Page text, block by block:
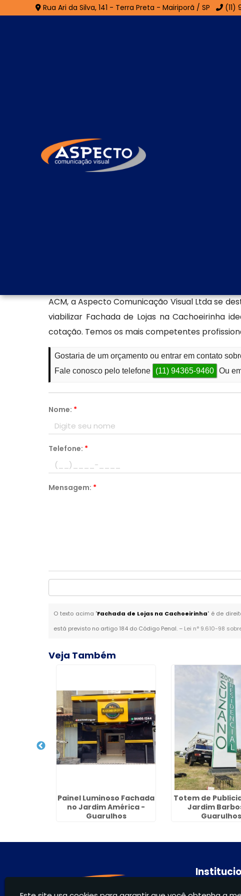
Rua Ari da Silva, 141 - Terra Preta - Mairiporã / SP (11)
auxiliar com uma composição positiva,
empresa, encontrou o lugar certo! Seja bem-
Quer saber mais sobre nossas soluções?
catálogo completo. Se preferir, utilize os
Sendo especialista em Painel Luminoso
ACM, a Aspecto Comunicação Visual Ltda se
viabilizar Fachada de Lojas na Cachoeirinha
cotação. Temos os mais competentes
Gostaria de um orçamento ou entrar em contato
Fale conosco pelo telefone
(11) 94365-9460 Ou
Nome: *
Telefone: *
Mensagem: *
O texto acima "Fachada de Lojas na Cachoeirinha" é de
está previsto no artigo 184 do Código Penal. – Lei n° 9.610-98
Veja Também
Painel Luminoso Fachada
no Jardim América -
Guarulhos
Totem de
Jardim
Guarulhos
Home